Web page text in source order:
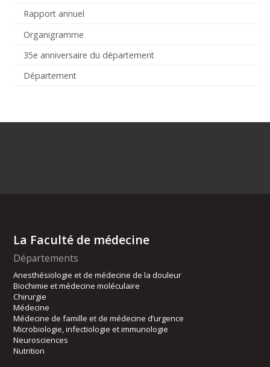
Rapport annuel
Organigramme
35e anniversaire du département
Département
La Faculté de médecine
Départements
Anesthésiologie et de médecine de la douleur
Biochimie et médecine moléculaire
Chirurgie
Médecine
Médecine de famille et de médecine d’urgence
Microbiologie, infectiologie et immunologie
Neurosciences
Nutrition